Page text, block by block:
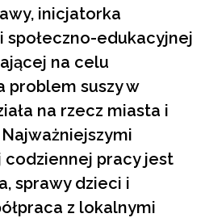
inicjatorka
edukacyjnej
na celu
problem suszy w
na rzecz miasta i
codziennej pracy jest
sprawy dzieci i
z lokalnymi